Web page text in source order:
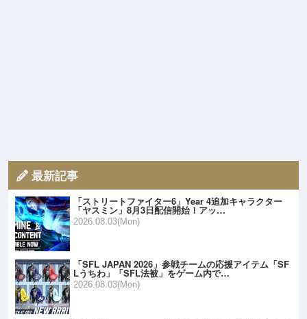
最新記事
「ストリートファイター6」Year 4追加キャラクター
「ヤスミン」8月3日配信開始！アッ…
2026.08.03(Mon)
「SFL JAPAN 2026」参戦チームの応援アイテム「SF
Lうちわ」「SFL法被」をゲーム内で…
2026.08.03(Mon)